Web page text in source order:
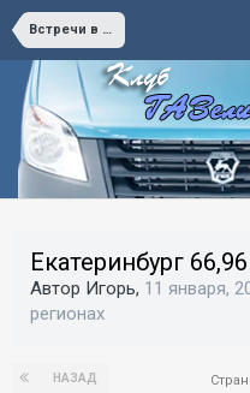
Встречи в других регионах
Екатеринбург
Автор Игорь, 11 января,
регионах
НАЗАД